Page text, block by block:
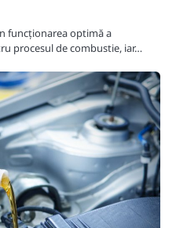
funcționarea optimă a
procesul de combustie, iar…